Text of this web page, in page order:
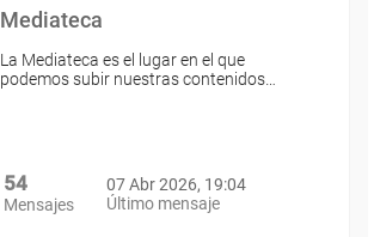
Mediateca
La Mediateca es el lugar en el que
podemos subir nuestras contenidos…
54
Mensajes
07 Abr 2026, 19:04
Último mensaje